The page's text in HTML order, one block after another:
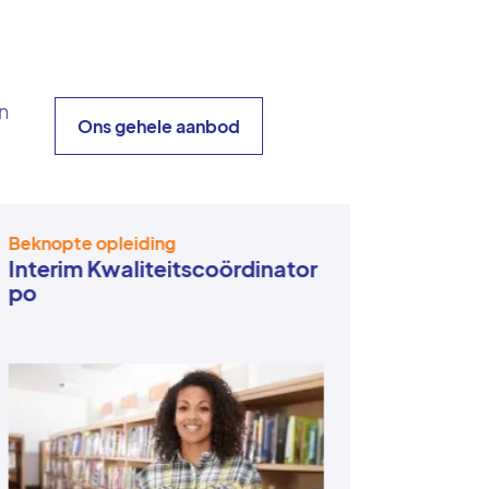
Ons gehele aanbod
Beknopte opleiding
Interim Kwaliteitscoördinator
po